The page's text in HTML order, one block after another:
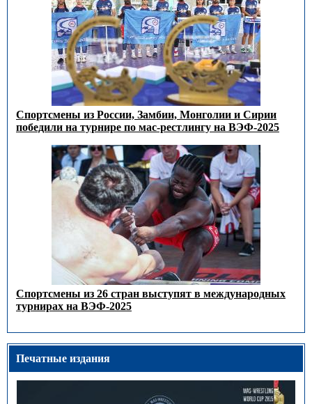
Спортсмены из России, Замбии, Монголии и Сирии
победили на турнире по мас-рестлингу на ВЭФ-2025
Спортсмены из 26 стран выступят в международных
турнирах на ВЭФ-2025
Печатные издания